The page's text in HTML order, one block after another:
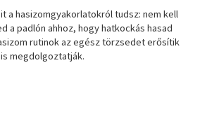
a hasizomgyakorlatokról tudsz: nem kell
a padlón ahhoz, hogy hatkockás hasad
rutinok az egész törzsedet erősítik
megdolgoztatják.